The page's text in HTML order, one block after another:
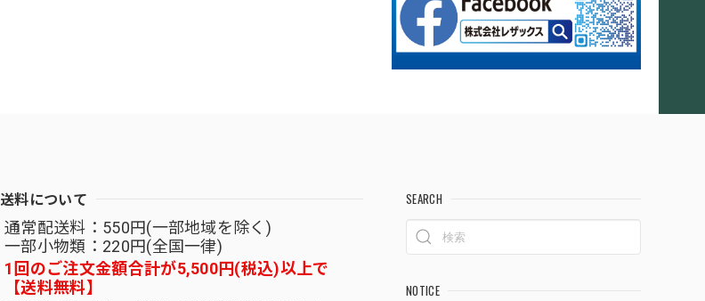
送料について
通常配送料：550円(一部地域を除く)
一部小物類：220円(全国一律)
1回のご注文金額合計が5,500円(税込)以上で
【送料無料】
SEARCH
NOTICE